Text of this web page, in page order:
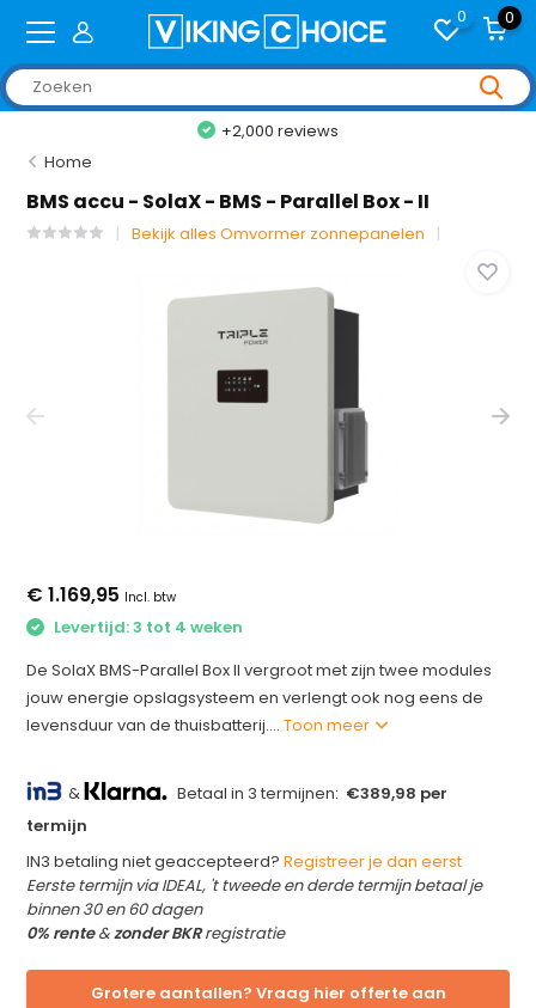
0 0
+2,000 reviews
Home
BMS accu - SolaX - BMS - Parallel Box - II
Bekijk alles Omvormer zonnepanelen
€ 1.169,95 Incl. btw
Levertijd: 3 tot 4 weken
De SolaX BMS-Parallel Box II vergroot met zijn twee modules
jouw energie opslagsysteem en verlengt ook nog eens de
levensduur van de thuisbatterij....Toon meer
& Betaal in 3 termijnen: €389,98 per
termijn
IN3 betaling niet geaccepteerd?Registreer je dan eerst
Eerste termijn via IDEAL, 't tweede en derde termijn betaal je
binnen 30 en 60 dagen
0% rente&zonder BKRregistratie
Grotere aantallen? Vraag hier offerte aan